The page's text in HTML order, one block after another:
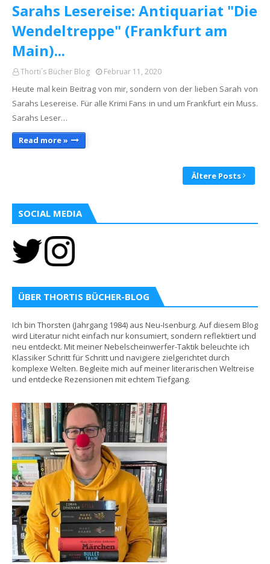
Sarahs Lesereise: Antiquariat "Die
Wendeltreppe" (Frankfurt am
Main)...
Thorti´s Bücher Blog Februar 11, 2020
Heute mal kein Beitrag von mir, sondern von der lieben Sarah von
Sarahs Lesereise. Für alle Krimi Fans in und um Frankfurt ein Muss.
Sarahs Leser…
Read more »
Ältere Posts
SOCIAL MEDIA
ÜBER THORTIS BÜCHER-BLOG
Ich bin Thorsten (Jahrgang 1984) aus Neu-Isenburg. Auf diesem Blog
wird Literatur nicht einfach nur konsumiert, sondern reflektiert und
neu entdeckt. Mit meiner Nebelscheinwerfer-Taktik beleuchte ich
Klassiker Schritt für Schritt und navigiere zielgerichtet durch
komplexe Welten. Begleite mich auf meiner literarischen Weltreise
und entdecke Rezensionen mit echtem Tiefgang.